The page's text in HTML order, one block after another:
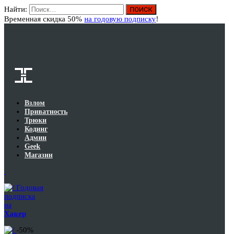
Найти:
Временная скидка 50% на годовую подписку!
Взлом
Приватность
Трюки
Кодинг
Админ
Geek
Магазин
Годовая
подписка
на
Хакер
-50%